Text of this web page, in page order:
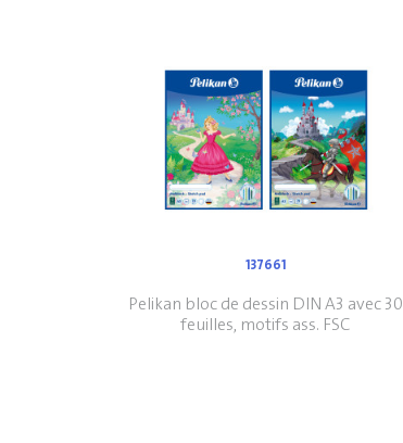
137661
Pelikan bloc de dessin DIN A3 avec 30
feuilles, motifs ass. FSC